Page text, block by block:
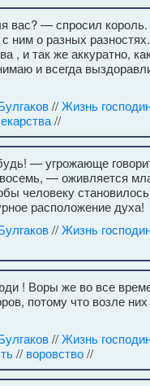
вас? — спросил
о разных
, и так же аккуратно,
и всегда
//Жизнь
//
— угрожающе
восемь, — оживляется
человеку
расположение духа!
//Жизнь
! Воры же во все
потому что возле
//Жизнь
// воровство//